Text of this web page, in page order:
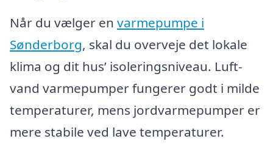
Når du vælger en varmepumpe i
Sønderborg, skal du overveje det lokale
klima og dit hus’ isoleringsniveau. Luft-
vand varmepumper fungerer godt i milde
temperaturer, mens jordvarmepumper er
mere stabile ved lave temperaturer.